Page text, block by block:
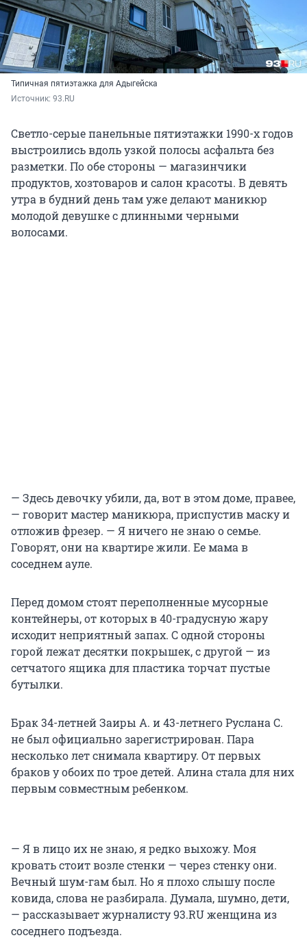
Типичная пятиэтажка для Адыгейска
Источник: 93.RU
Светло-серые панельные пятиэтажки 1990-х годов
выстроились вдоль узкой полосы асфальта без
разметки. По обе стороны — магазинчики
продуктов, хозтоваров и салон красоты. В девять
утра в будний день там уже делают маникюр
молодой девушке с длинными черными
волосами.
— Здесь девочку убили, да, вот в этом доме, правее,
— говорит мастер маникюра, приспустив маску и
отложив фрезер. — Я ничего не знаю о семье.
Говорят, они на квартире жили. Ее мама в
соседнем ауле.
Перед домом стоят переполненные мусорные
контейнеры, от которых в 40-градусную жару
исходит неприятный запах. С одной стороны
горой лежат десятки покрышек, с другой — из
сетчатого ящика для пластика торчат пустые
бутылки.
Брак 34-летней Заиры А. и 43-летнего Руслана С.
не был официально зарегистрирован. Пара
несколько лет снимала квартиру. От первых
браков у обоих по трое детей. Алина стала для них
первым совместным ребенком.
— Я в лицо их не знаю, я редко выхожу. Моя
кровать стоит возле стенки — через стенку они.
Вечный шум-гам был. Но я плохо слышу после
ковида, слова не разбирала. Думала, шумно, дети,
— рассказывает журналисту 93.RU женщина из
соседнего подъезда.